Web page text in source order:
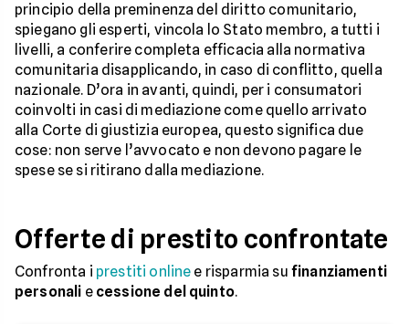
principio della preminenza del diritto comunitario,
spiegano gli esperti, vincola lo Stato membro, a tutti i
livelli, a conferire completa efficacia alla normativa
comunitaria disapplicando, in caso di conflitto, quella
nazionale. D’ora in avanti, quindi, per i consumatori
coinvolti in casi di mediazione come quello arrivato
alla Corte di giustizia europea, questo significa due
cose: non serve l’avvocato e non devono pagare le
spese se si ritirano dalla mediazione.
Offerte di prestito confrontate
Confronta i prestiti online e risparmia su finanziamenti
personali e cessione del quinto.